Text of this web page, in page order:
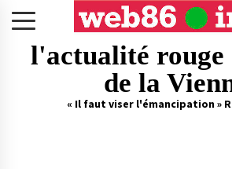
l'actualité rouge
de la
« Il faut viser l'émancipation »